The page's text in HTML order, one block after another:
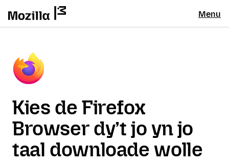
Menu
Kies de Firefox
Browser dy’t jo yn jo
taal downloade wolle